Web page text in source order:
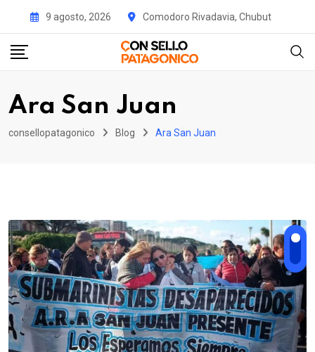
content
9 agosto, 2026 Comodoro Rivadavia, Chubut
Ara San Juan
consellopatagonico Blog Ara San Juan